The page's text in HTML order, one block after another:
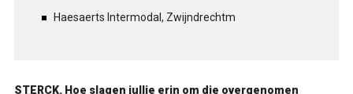
Haesaerts Intermodal, Zwijndrechtm
STERCK. Hoe slagen jullie erin om die overgenomen